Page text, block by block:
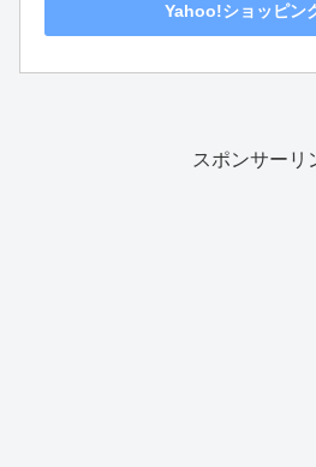
Yahoo!ショッピン
スポンサーリ